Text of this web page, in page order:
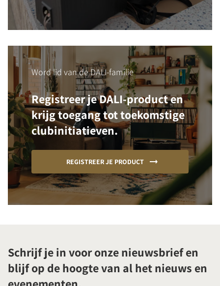
Word lid van de DALI-familie
Registreer je DALI-product en
krijg toegang tot toekomstige
clubinitiatieven.
REGISTREER JE PRODUCT
Schrijf je in voor onze nieuwsbrief en
blijf op de hoogte van al het nieuws en